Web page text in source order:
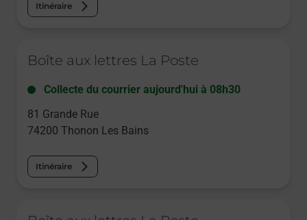
Itinéraire
Boîte aux lettres La Poste
Collecte du courrier aujourd'hui à 08h30
81 Grande Rue
74200 Thonon Les Bains
Itinéraire